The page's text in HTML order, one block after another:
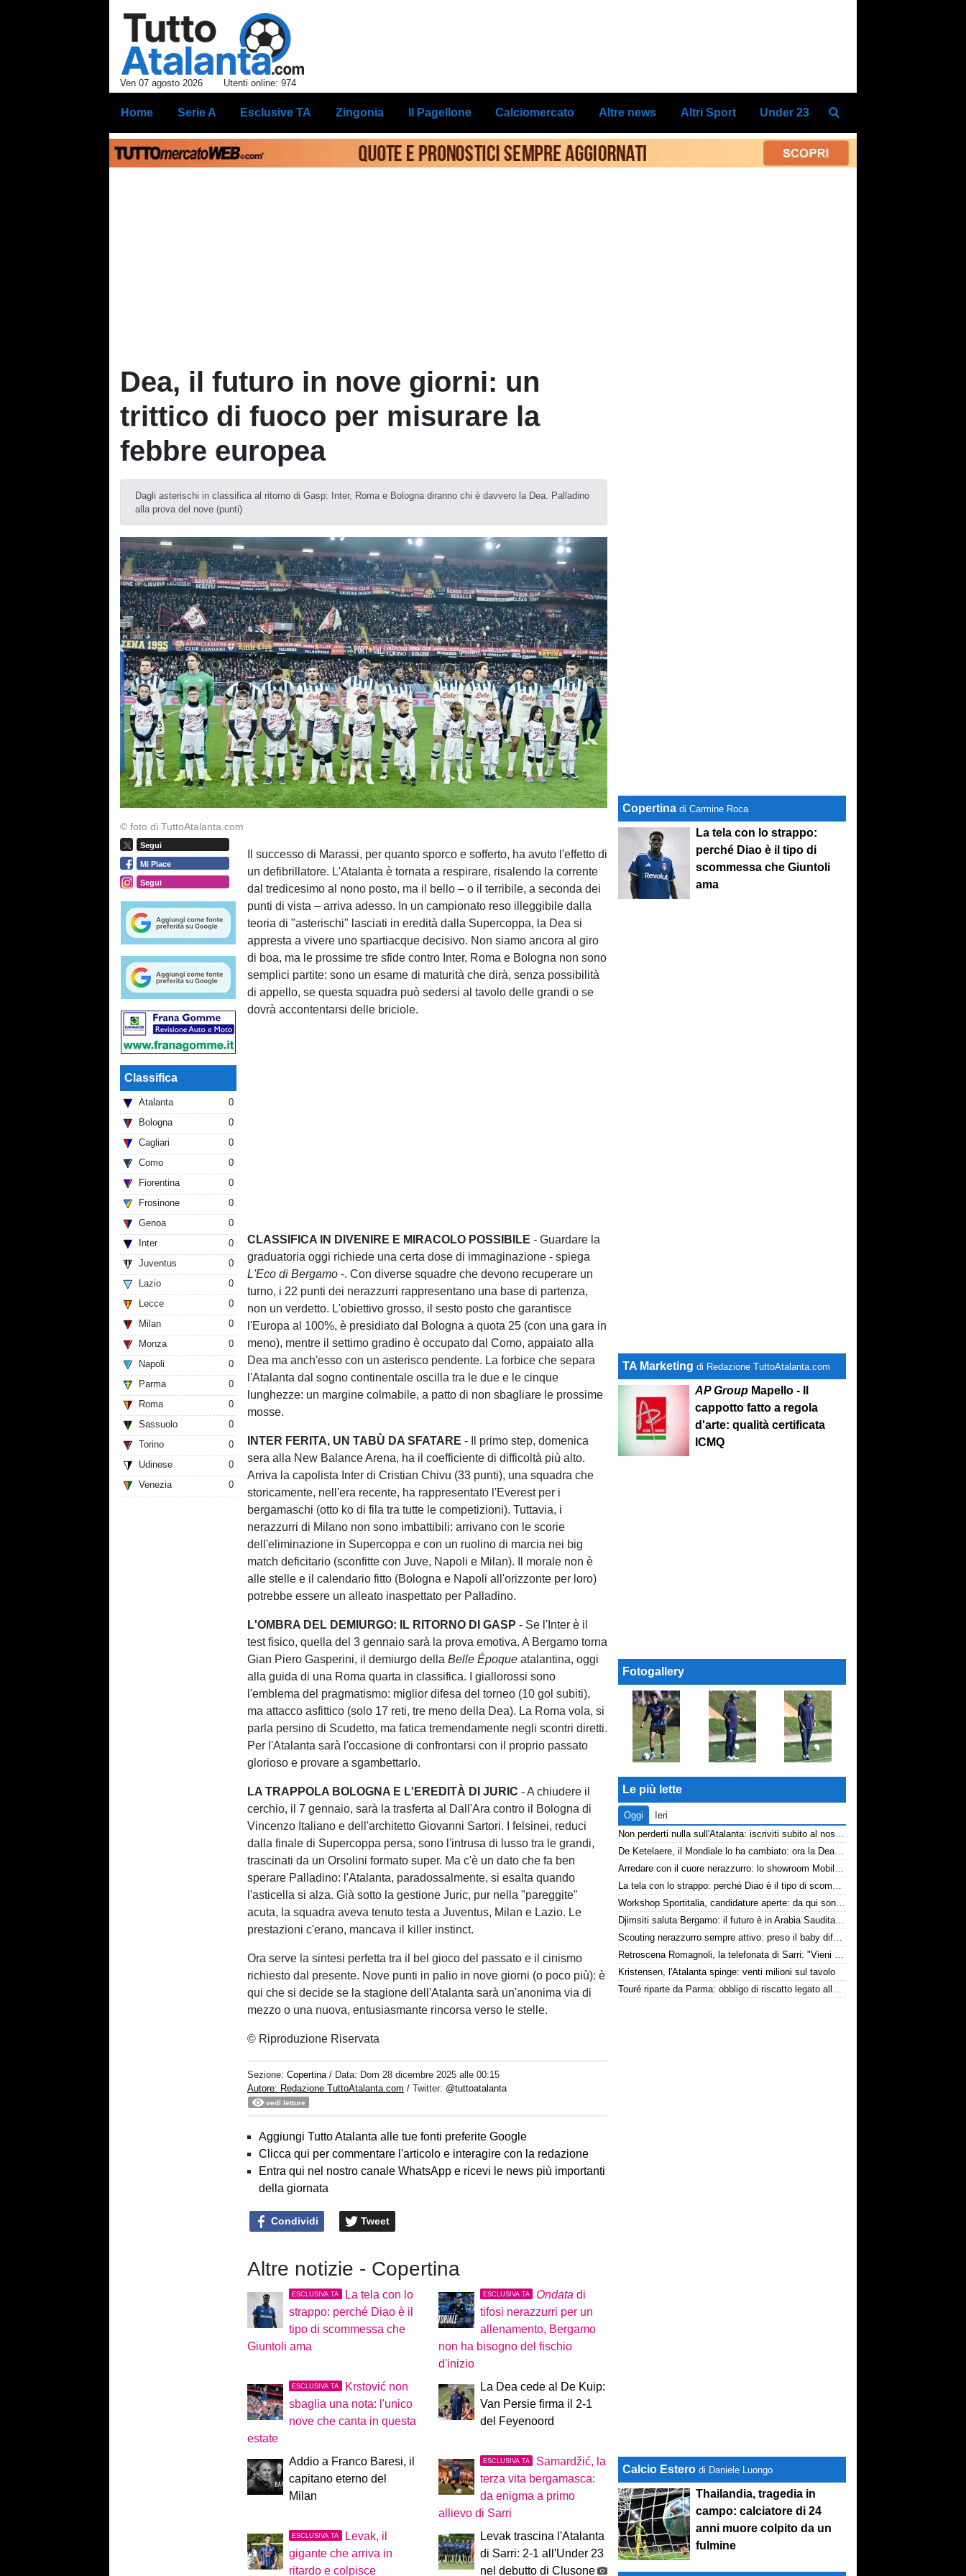
Ven 07 agosto 2026 Utenti online: 974
Home Serie A Esclusive TA Zingonia Il Pagellone Calciomercato Altre news Altri Sport Under 23
Dea, il futuro in nove giorni: un
trittico di fuoco per misurare la
febbre europea
Dagli asterischi in classifica al ritorno di Gasp: Inter, Roma e Bologna diranno chi è davvero la Dea. Palladino
alla prova del nove (punti)
© foto di TuttoAtalanta.com
Segui
Mi Piace
Segui
Classifica
Atalanta
0
Bologna
0
Cagliari
0
Como
0
Fiorentina
0
Frosinone
0
Genoa
0
Inter
0
Juventus
0
Lazio
0
Lecce
0
Milan
0
Monza
0
Napoli
0
Parma
0
Roma
0
Sassuolo
0
Torino
0
Udinese
0
Venezia
0
Il successo di Marassi, per quanto sporco e sofferto, ha avuto l'effetto di
un defibrillatore. L'Atalanta è tornata a respirare, risalendo la corrente
dal tredicesimo al nono posto, ma il bello – o il terribile, a seconda dei
punti di vista – arriva adesso. In un campionato reso illeggibile dalla
teoria di "asterischi" lasciati in eredità dalla Supercoppa, la Dea si
appresta a vivere uno spartiacque decisivo. Non siamo ancora al giro
di boa, ma le prossime tre sfide contro Inter, Roma e Bologna non sono
semplici partite: sono un esame di maturità che dirà, senza possibilità
di appello, se questa squadra può sedersi al tavolo delle grandi o se
dovrà accontentarsi delle briciole.
CLASSIFICA IN DIVENIRE E MIRACOLO POSSIBILE - Guardare la
graduatoria oggi richiede una certa dose di immaginazione - spiega
L'Eco di Bergamo -. Con diverse squadre che devono recuperare un
turno, i 22 punti dei nerazzurri rappresentano una base di partenza,
non un verdetto. L'obiettivo grosso, il sesto posto che garantisce
l'Europa al 100%, è presidiato dal Bologna a quota 25 (con una gara in
meno), mentre il settimo gradino è occupato dal Como, appaiato alla
Dea ma anch'esso con un asterisco pendente. La forbice che separa
l'Atalanta dal sogno continentale oscilla tra le due e le cinque
lunghezze: un margine colmabile, a patto di non sbagliare le prossime
mosse.
INTER FERITA, UN TABÙ DA SFATARE - Il primo step, domenica
sera alla New Balance Arena, ha il coefficiente di difficoltà più alto.
Arriva la capolista Inter di Cristian Chivu (33 punti), una squadra che
storicamente, nell'era recente, ha rappresentato l'Everest per i
bergamaschi (otto ko di fila tra tutte le competizioni). Tuttavia, i
nerazzurri di Milano non sono imbattibili: arrivano con le scorie
dell'eliminazione in Supercoppa e con un ruolino di marcia nei big
match deficitario (sconfitte con Juve, Napoli e Milan). Il morale non è
alle stelle e il calendario fitto (Bologna e Napoli all'orizzonte per loro)
potrebbe essere un alleato inaspettato per Palladino.
L'OMBRA DEL DEMIURGO: IL RITORNO DI GASP - Se l'Inter è il
test fisico, quella del 3 gennaio sarà la prova emotiva. A Bergamo torna
Gian Piero Gasperini, il demiurgo dellaBelle Époque atalantina, oggi
alla guida di una Roma quarta in classifica. I giallorossi sono
l'emblema del pragmatismo: miglior difesa del torneo (10 gol subiti),
ma attacco asfittico (solo 17 reti, tre meno della Dea). La Roma vola, si
parla persino di Scudetto, ma fatica tremendamente negli scontri diretti.
Per l'Atalanta sarà l'occasione di confrontarsi con il proprio passato
glorioso e provare a sgambettarlo.
LA TRAPPOLA BOLOGNA E L'EREDITÀ DI JURIC - A chiudere il
cerchio, il 7 gennaio, sarà la trasferta al Dall'Ara contro il Bologna di
Vincenzo Italiano e dell'architetto Giovanni Sartori. I felsinei, reduci
dalla finale di Supercoppa persa, sono l'intrusa di lusso tra le grandi,
trascinati da un Orsolini formato super. Ma c'è un dato che fa ben
sperare Palladino: l'Atalanta, paradossalmente, si esalta quando
l'asticella si alza. Già sotto la gestione Juric, pur nella "pareggite"
acuta, la squadra aveva tenuto testa a Juventus, Milan e Lazio. Le
prestazioni c'erano, mancava il killer instinct.
Ora serve la sintesi perfetta tra il bel gioco del passato e il cinismo
richiesto dal presente. Nove punti in palio in nove giorni (o poco più): è
qui che si decide se la stagione dell'Atalanta sarà un'anonima via di
mezzo o una nuova, entusiasmante rincorsa verso le stelle.
© Riproduzione Riservata
Sezione:Copertina / Data: Dom 28 dicembre 2025 alle 00:15
Autore: Redazione TuttoAtalanta.com / Twitter: @tuttoatalanta
vedi letture
Aggiungi Tutto Atalanta alle tue fonti preferite Google
Clicca qui per commentare l'articolo e interagire con la redazione
Entra qui nel nostro canale WhatsApp e ricevi le news più importanti
della giornata
Condividi Tweet
Altre notizie - Copertina
ESCLUSIVA TA
La tela con lo
strappo: perché Diao è il
tipo di scommessa che
Giuntoli ama
ESCLUSIVA TA Ondata di
tifosi nerazzurri per un
allenamento, Bergamo
non ha bisogno del fischio
d'inizio
ESCLUSIVA TA
Krstović non
sbaglia una nota: l'unico
nove che canta in questa
estate
La Dea cede al De Kuip:
Van Persie firma il 2-1
del Feyenoord
Addio a Franco Baresi, il
capitano eterno del
Milan
ESCLUSIVA TA
Samardžić, la
terza vita bergamasca:
da enigma a primo
allievo di Sarri
ESCLUSIVA TA
Levak, il
gigante che arriva in
ritardo e colpisce
Levak trascina l'Atalanta
di Sarri: 2-1 all'Under 23
nel debutto di Clusone
Copertina di Carmine Roca
La tela con lo strappo:
perché Diao è il tipo di
scommessa che Giuntoli
ama
TA Marketing di Redazione TuttoAtalanta.com
AP Group Mapello - Il
cappotto fatto a regola
d'arte: qualità certificata
ICMQ
Fotogallery
Le più lette
Oggi
Ieri
Non perderti nulla sull'Atalanta: iscriviti subito al nostro canale WhatsApp!
De Ketelaere, il Mondiale lo ha cambiato: ora la Dea riparte da lui
Arredare con il cuore nerazzurro: lo showroom Mobilmondo a Osio Sotto. Quando essere di fede atalantina conviene
La tela con lo strappo: perché Diao è il tipo di scommessa che Giuntoli ama
Workshop Sportitalia, candidature aperte: da qui sono passate firme di Serie A
Djimsiti saluta Bergamo: il futuro è in Arabia Saudita! Tre milioni e firma biennale
Scouting nerazzurro sempre attivo: preso il baby difensore 2010 Levačić
Retroscena Romagnoli, la telefonata di Sarri: "Vieni con me a Bergamo"
Kristensen, l'Atalanta spinge: venti milioni sul tavolo
Touré riparte da Parma: obbligo di riscatto legato alla salvezza
Calcio Estero di Daniele Luongo
Thailandia, tragedia in
campo: calciatore di 24
anni muore colpito da un
fulmine